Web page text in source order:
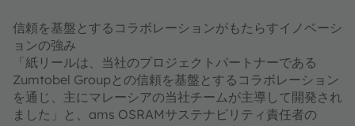
信頼を基盤とするコラボレーションがもたらすイノベーシ
ョンの強み
「紙リールは、当社のプロジェクトパートナーである
Zumtobel Groupとの信頼を基盤とするコラボレーション
を通じ、主にマレーシアの当社チームが主導して開発され
ました」と、ams OSRAMサステナビリティ責任者の